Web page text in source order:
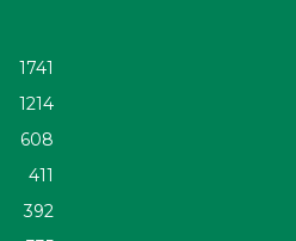
1741
1214
608
411
392